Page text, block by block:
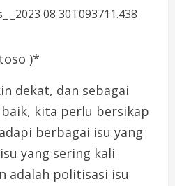
)*
dekat, dan sebagai
kita perlu bersikap
berbagai isu yang
yang sering kali
adalah politisasi isu